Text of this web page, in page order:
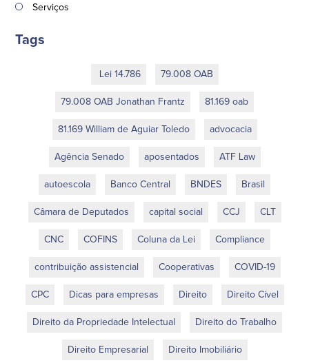
Serviços
Tags
Lei 14.786 79.008 OAB
79.008 OAB Jonathan Frantz 81.169 oab
81.169 William de Aguiar Toledo advocacia
Agência Senado aposentados ATF Law
autoescola Banco Central BNDES Brasil
Câmara de Deputados capital social CCJ CLT
CNC COFINS Coluna da Lei Compliance
contribuição assistencial Cooperativas COVID-19
CPC Dicas para empresas Direito Direito Cível
Direito da Propriedade Intelectual Direito do Trabalho
Direito Empresarial Direito Imobiliário